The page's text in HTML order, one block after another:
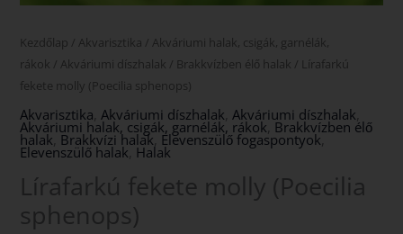
Kezdőlap / Akvarisztika / Akváriumi halak, csigák, garnélák,
rákok / Akváriumi díszhalak / Brakkvízben élő halak / Lírafarkú
fekete molly (Poecilia sphenops)
Akvarisztika ,Akváriumi díszhalak ,Akváriumi díszhalak
Akváriumi halak, csigák, garnélák, rákok Brakkvízben élő
halak Brakkvízi halak Elevenszülő fogaspontyok
Elevenszülő halak Halak
Lírafarkú fekete molly (Poecilia
sphenops)